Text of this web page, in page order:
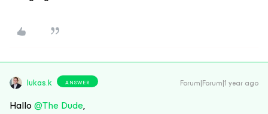
lukas.k ANSWER Forum|Forum|1 year ago
Hallo ​@The Dude,